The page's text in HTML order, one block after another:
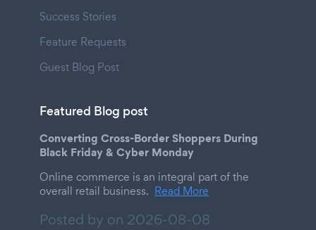
Success Stories
Feature Requests
Guest Blog Post
Featured Blog post
Converting Cross-Border Shoppers During
Black Friday & Cyber Monday
Online commerce is an integral part of the
overall retail business. Read More
Posted by on 2026-08-08